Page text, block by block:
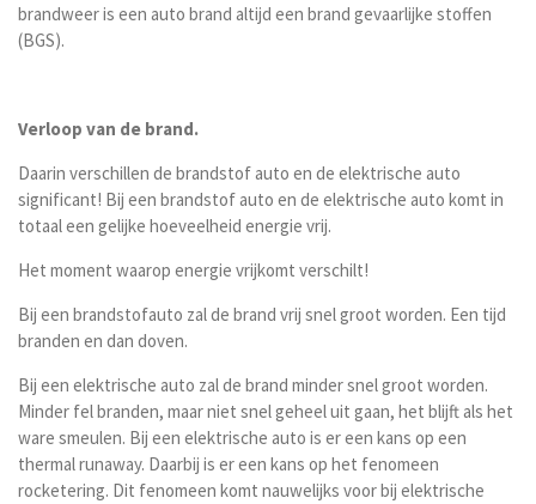
brandweer is een auto brand altijd een brand gevaarlijke stoffen
(BGS).
Verloop van de brand.
Daarin verschillen de brandstof auto en de elektrische auto
significant! Bij een brandstof auto en de elektrische auto komt in
totaal een gelijke hoeveelheid energie vrij.
Het moment waarop energie vrijkomt verschilt!
Bij een brandstofauto zal de brand vrij snel groot worden. Een tijd
branden en dan doven.
Bij een elektrische auto zal de brand minder snel groot worden.
Minder fel branden, maar niet snel geheel uit gaan, het blijft als het
ware smeulen. Bij een elektrische auto is er een kans op een
thermal runaway. Daarbij is er een kans op het fenomeen
rocketering. Dit fenomeen komt nauwelijks voor bij elektrische